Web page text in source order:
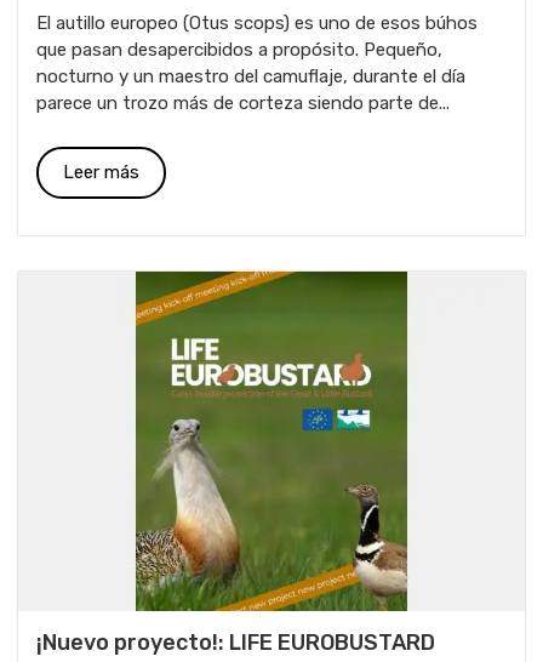
El autillo europeo (Otus scops) es uno de esos búhos
que pasan desapercibidos a propósito. Pequeño,
nocturno y un maestro del camuflaje, durante el día
parece un trozo más de corteza siendo parte de...
Leer más
¡Nuevo proyecto!: LIFE EUROBUSTARD